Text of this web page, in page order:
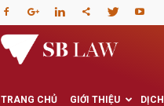
TRANG CHỦ GIỚI THIỆU